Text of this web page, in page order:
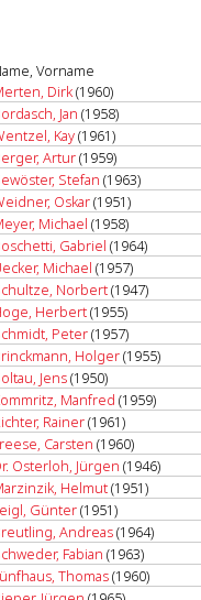
Vorname
Dirk(1960)
Jan (1958)
Kay(1961)
Artur(1959)
Stefan (1963)
Oskar(1951)
Michael (1958)
Gabriel (1964)
Michael (1957)
Norbert(1947)
Herbert(1955)
Peter(1957)
Holger(1955)
Jens(1950)
Manfred (1959)
Rainer(1961)
Carsten (1960)
Osterloh, Jürgen (1946)
Helmut(1951)
Günter(1951)
Andreas(1964)
Fabian (1963)
Thomas(1960)